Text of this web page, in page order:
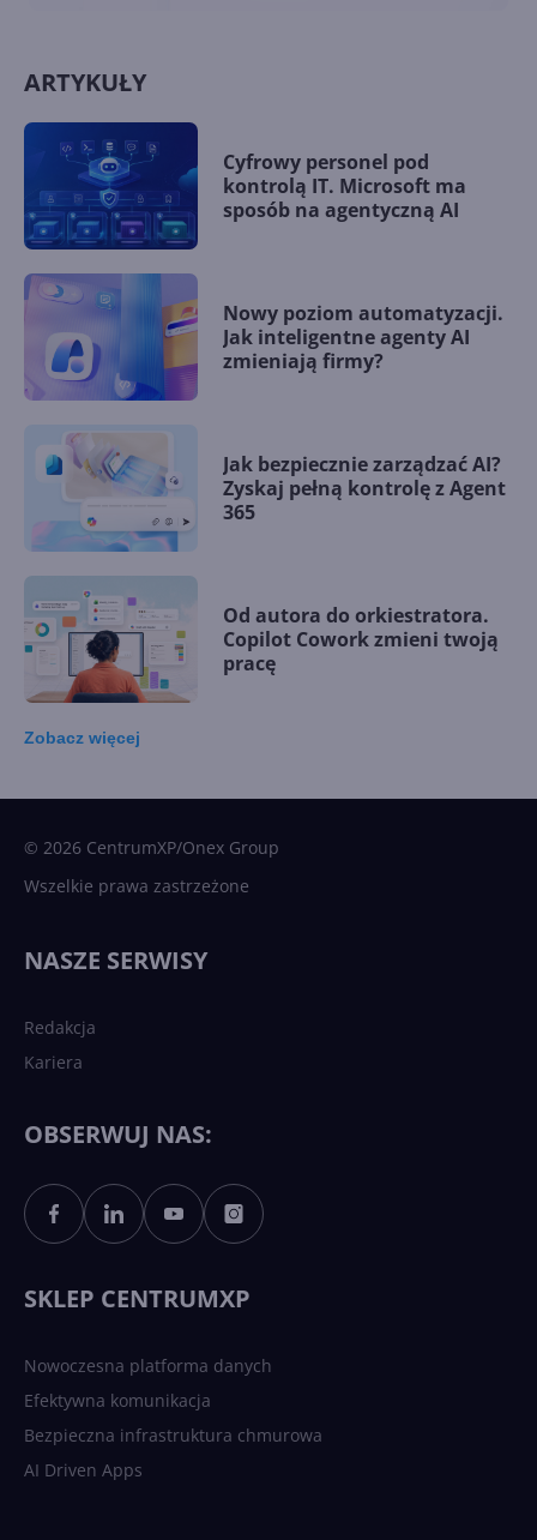
ARTYKUŁY
Cyfrowy personel pod
kontrolą IT. Microsoft ma
sposób na agentyczną AI
Nowy poziom automatyzacji.
Jak inteligentne agenty AI
zmieniają firmy?
Jak bezpiecznie zarządzać AI?
Zyskaj pełną kontrolę z Agent
365
Od autora do orkiestratora.
Copilot Cowork zmieni twoją
pracę
Sztuczna inteligencja po
polsku. Dość barier
Zobacz więcej
© 2026 CentrumXP/Onex Group
Wszelkie prawa zastrzeżone
NASZE SERWISY
Redakcja
Kariera
OBSERWUJ NAS:
SKLEP CENTRUMXP
Nowoczesna platforma danych
Efektywna komunikacja
Bezpieczna infrastruktura chmurowa
AI Driven Apps